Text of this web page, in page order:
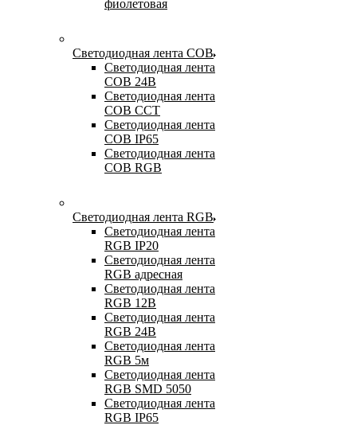
фиолетовая
Светодиодная лента COB
Светодиодная лента
COB 24В
Светодиодная лента
COB CCT
Светодиодная лента
COB IP65
Светодиодная лента
COB RGB
Светодиодная лента RGB
Светодиодная лента
RGB IP20
Светодиодная лента
RGB адресная
Светодиодная лента
RGB 12В
Светодиодная лента
RGB 24В
Светодиодная лента
RGB 5м
Светодиодная лента
RGB SMD 5050
Светодиодная лента
RGB IP65